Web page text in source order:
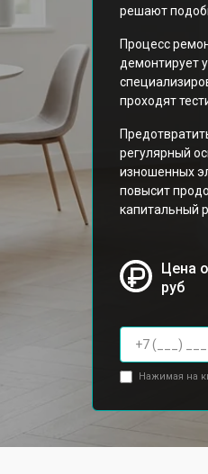
решают
Процесс
демонтирует
проходят
регулярный
изношенных
повысит
капитальный
Цена
руб
Нажимая на